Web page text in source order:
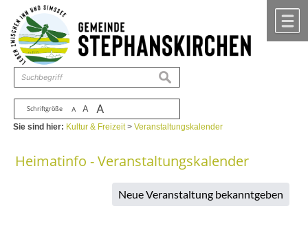
Zum Inhalt ,zur Navigation
Schriftgröße A A A
suchen
Sie sind hier: Kultur & Freizeit>Veranstaltungskalender
Heimatinfo - Veranstaltungskalender